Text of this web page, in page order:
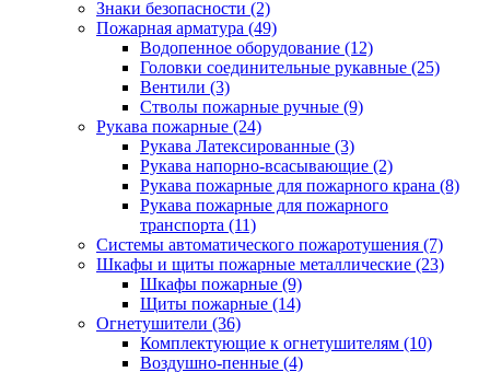
Знаки безопасности (2)
Пожарная арматура (49)
Водопенное оборудование (12)
Головки соединительные рукавные (25)
Вентили (3)
Стволы пожарные ручные (9)
Рукава пожарные (24)
Рукава Латексированные (3)
Рукава напорно-всасывающие (2)
Рукава пожарные для пожарного крана (8)
Рукава пожарные для пожарного
транспорта (11)
Системы автоматического пожаротушения (7)
Шкафы и щиты пожарные металлические (23)
Шкафы пожарные (9)
Щиты пожарные (14)
Огнетушители (36)
Комплектующие к огнетушителям (10)
Воздушно-пенные (4)